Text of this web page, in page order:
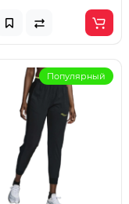
Популярный